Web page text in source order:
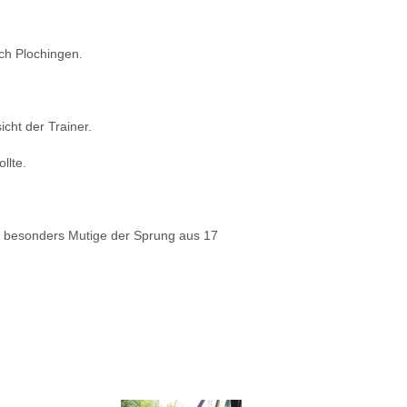
Plochingen.
der Trainer.
Mutige der Sprung aus 17